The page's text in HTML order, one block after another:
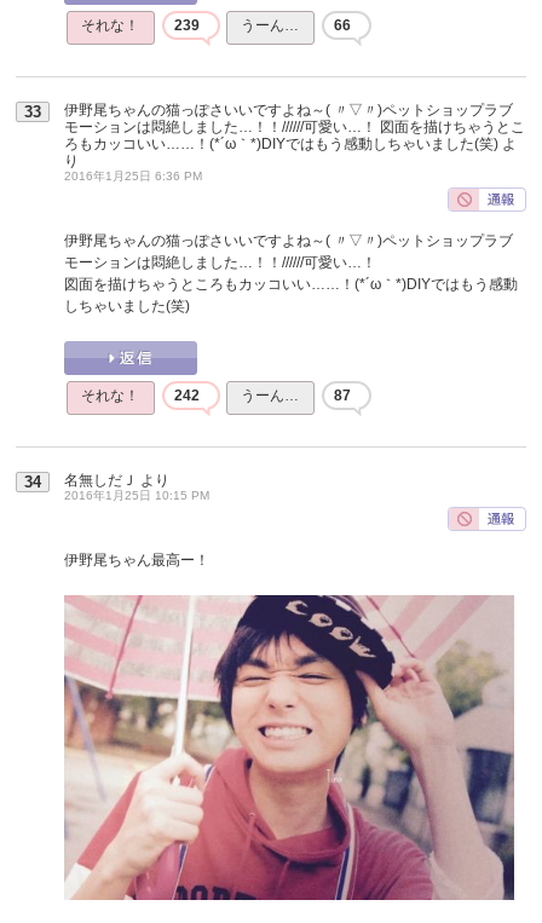
それな！ 239 うーん… 66
33
伊野尾ちゃんの猫っぽさいいですよね～( 〃▽〃)ペットショップラブ
モーションは悶絶しました…！！//////可愛い…！ 図面を描けちゃうとこ
ろもカッコいい……！(*´ω｀*)DIYではもう感動しちゃいました(笑) よ
り
2016年1月25日 6:36 PM
伊野尾ちゃんの猫っぽさいいですよね～( 〃▽〃)ペットショップラブ
モーションは悶絶しました…！！//////可愛い…！
図面を描けちゃうところもカッコいい……！(*´ω｀*)DIYではもう感動
しちゃいました(笑)
それな！ 242 うーん… 87
34 名無しだＪ より
2016年1月25日 10:15 PM
伊野尾ちゃん最高ー！